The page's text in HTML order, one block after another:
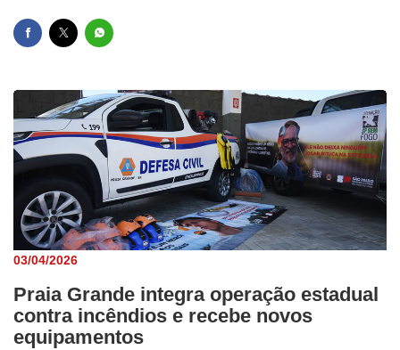
03/04/2026
Praia Grande integra operação estadual
contra incêndios e recebe novos
equipamentos